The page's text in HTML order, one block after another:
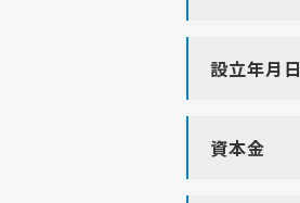
設立年月日
資本金